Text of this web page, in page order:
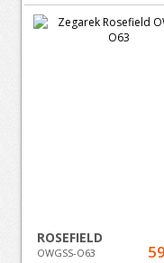
ROSEFIELD
OWGSS-O63